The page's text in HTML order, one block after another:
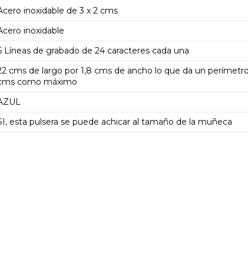
inoxidable de 3 x 2 cms
inoxidable
Líneas de grabado de 24 caracteres cada una
cms de largo por 1,8 cms de ancho lo que da un
como máximo
esta pulsera se puede achicar al tamaño de la muñeca